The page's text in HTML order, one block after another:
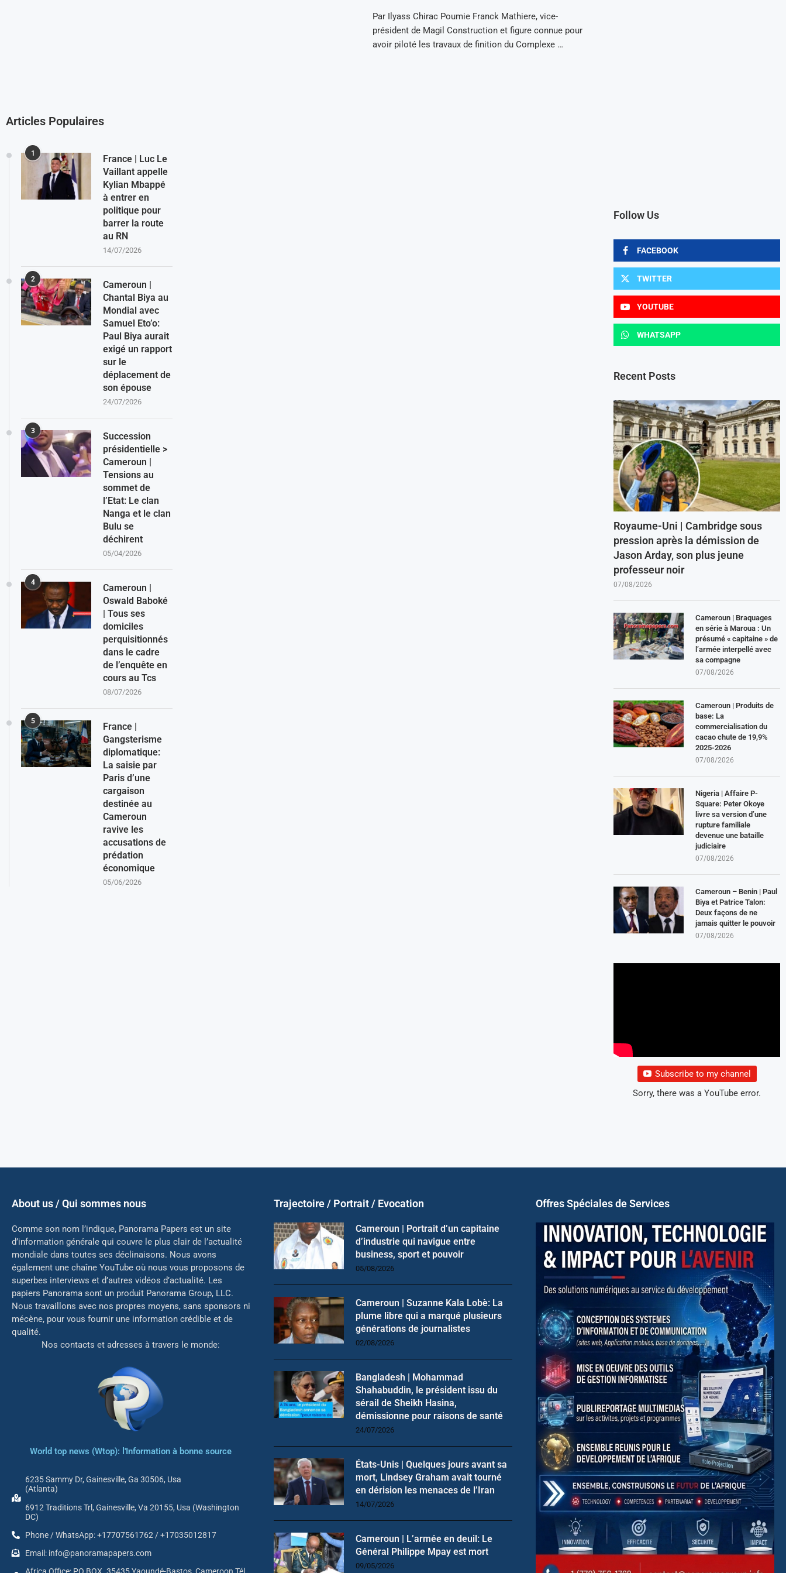
Par Ilyass Chirac Poumie Franck Mathiere, vice-
président de Magil Construction et figure connue pour
avoir piloté les travaux de finition du Complexe …
Follow Us
FACEBOOK
TWITTER
YOUTUBE
WHATSAPP
Recent Posts
Royaume-Uni | Cambridge sous
pression après la démission de
Jason Arday, son plus jeune
professeur noir
07/08/2026
Cameroun | Braquages
en série à Maroua : Un
présumé « capitaine » de
l’armée interpellé avec
sa compagne
07/08/2026
Cameroun | Produits de
base: La
commercialisation du
cacao chute de 19,9%
2025-2026
07/08/2026
Nigeria | Affaire P-
Square: Peter Okoye
livre sa version d’une
rupture familiale
devenue une bataille
judiciaire
07/08/2026
Cameroun – Benin | Paul
Biya et Patrice Talon:
Deux façons de ne
jamais quitter le pouvoir
07/08/2026
Subscribe to my channel
Sorry, there was a YouTube error.
Articles Populaires
1
France | Luc Le
Vaillant appelle
Kylian Mbappé
à entrer en
politique pour
barrer la route
au RN
14/07/2026
2
Cameroun |
Chantal Biya au
Mondial avec
Samuel Eto’o:
Paul Biya aurait
exigé un rapport
sur le
déplacement de
son épouse
24/07/2026
3
Succession
présidentielle >
Cameroun |
Tensions au
sommet de
l’Etat: Le clan
Nanga et le clan
Bulu se
déchirent
05/04/2026
4
Cameroun |
Oswald Baboké
| Tous ses
domiciles
perquisitionnés
dans le cadre
de l’enquête en
cours au Tcs
08/07/2026
5
France |
Gangsterisme
diplomatique:
La saisie par
Paris d’une
cargaison
destinée au
Cameroun
ravive les
accusations de
prédation
économique
05/06/2026
About us / Qui sommes nous
Comme son nom l’indique, Panorama Papers est un site
d’information générale qui couvre le plus clair de l’actualité
mondiale dans toutes ses déclinaisons. Nous avons
également une chaîne YouTube où nous vous proposons de
superbes interviews et d’autres vidéos d’actualité. Les
papiers Panorama sont un produit Panorama Group, LLC.
Nous travaillons avec nos propres moyens, sans sponsors ni
mécène, pour vous fournir une information crédible et de
qualité.
Nos contacts et adresses à travers le monde:
World top news (Wtop): l'Information à bonne source
6235 Sammy Dr, Gainesville, Ga 30506, Usa
(Atlanta)
6912 Traditions Trl, Gainesville, Va 20155, Usa (Washington
DC)
Phone / WhatsApp: +17707561762 / +17035012817
Email: info@panoramapapers.com
Trajectoire / Portrait / Evocation
Cameroun | Portrait d’un capitaine
d’industrie qui navigue entre
business, sport et pouvoir
05/08/2026
Cameroun | Suzanne Kala Lobè: La
plume libre qui a marqué plusieurs
générations de journalistes
02/08/2026
Bangladesh | Mohammad
Shahabuddin, le président issu du
sérail de Sheikh Hasina,
démissionne pour raisons de santé
24/07/2026
États-Unis | Quelques jours avant sa
mort, Lindsey Graham avait tourné
en dérision les menaces de l’Iran
14/07/2026
Cameroun | L’armée en deuil: Le
Général Philippe Mpay est mort
09/05/2026
Offres Spéciales de Services